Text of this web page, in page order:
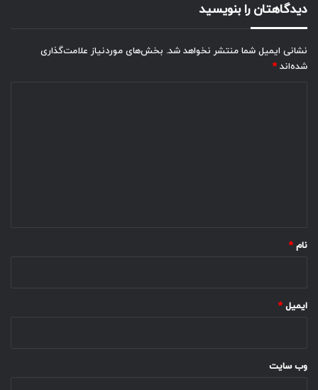
دیدگاهتان را بنویسید
نشانی ایمیل شما منتشر نخواهد شد. بخش‌های موردنیاز علامت‌گذاری
شده‌اند *
نام *
ایمیل *
وب‌ سایت